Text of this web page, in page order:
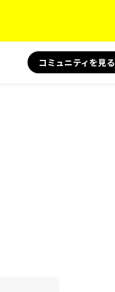
コミュニティを見る